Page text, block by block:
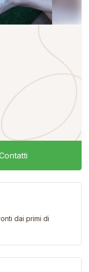
dai primi di